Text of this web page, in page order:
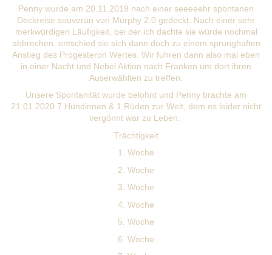
Penny wurde am 20.11.2019 nach einer seeeeehr spontanen
Deckreise souverän von Murphy 2.0 gedeckt. Nach einer sehr
merkwürdigen Läufigkeit, bei der ich dachte sie würde nochmal
abbrechen, entschied sie sich dann doch zu einem sprunghaften
Anstieg des Progesteron Wertes. Wir fuhren dann also mal eben
in einer Nacht und Nebel Aktion nach Franken um dort ihren
Auserwählten zu treffen.
Unsere Spontanität wurde belohnt und Penny brachte am
21.01.2020 7 Hündinnen & 1 Rüden zur Welt, dem es leider nicht
vergönnt war zu Leben.
Trächtigkeit
1. Woche
2. Woche
3. Woche
4. Woche
5. Woche
6. Woche